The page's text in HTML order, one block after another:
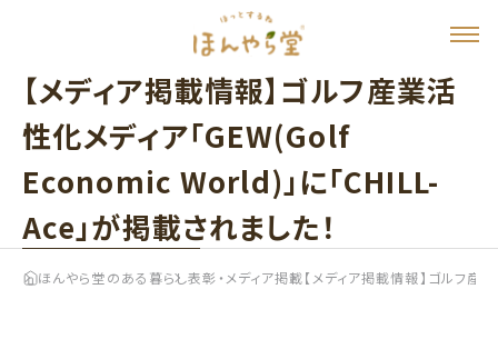
【メディア掲載情報】ゴルフ産業活
性化メディア「GEW(Golf
Economic World)」に「CHILL-
Ace」が掲載されました！
ほんやら堂のある暮らし表彰・メディア掲載【メディア掲載情報】ゴルフ